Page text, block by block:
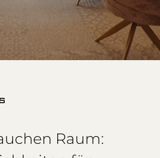
Raum: